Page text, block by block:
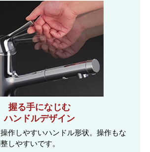
握る手になじむ
ハンドルデザイン
作しやすいハンドル形状。操作もな
しやすいです。